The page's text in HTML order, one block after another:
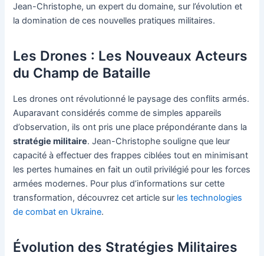
Jean-Christophe, un expert du domaine, sur l’évolution et
la domination de ces nouvelles pratiques militaires.
Les Drones : Les Nouveaux Acteurs
du Champ de Bataille
Les drones ont révolutionné le paysage des conflits armés.
Auparavant considérés comme de simples appareils
d’observation, ils ont pris une place prépondérante dans la
stratégie militaire. Jean-Christophe souligne que leur
capacité à effectuer des frappes ciblées tout en minimisant
les pertes humaines en fait un outil privilégié pour les forces
armées modernes. Pour plus d’informations sur cette
transformation, découvrez cet article sur les technologies
de combat en Ukraine.
Évolution des Stratégies Militaires